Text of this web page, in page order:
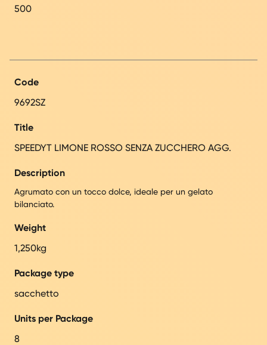
500
Code
9692SZ
Title
SPEEDYT LIMONE ROSSO SENZA ZUCCHERO AGG.
Description
Agrumato con un tocco dolce, ideale per un gelato
bilanciato.
Weight
1,250kg
Package type
sacchetto
Units per Package
8